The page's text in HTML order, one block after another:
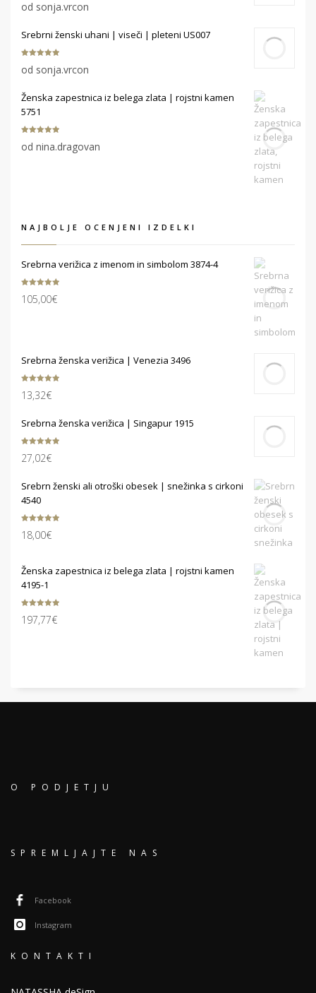
od 5
od sonja.vrcon
Srebrni ženski uhani | viseči | pleteni US007
od 5
od sonja.vrcon
Ženska zapestnica iz belega zlata | rojstni kamen
5751
od 5
od nina.dragovan
NAJBOLJE OCENJENI IZDELKI
Srebrna verižica z imenom in simbolom 3874-4
5.00od 5
105,00€
Srebrna ženska verižica | Venezia 3496
5.00 od 5
13,32€
Srebrna ženska verižica | Singapur 1915
5.00 od 5
27,02€
Srebrn ženski ali otroški obesek | snežinka s cirkoni
4540
5.00 od 5
18,00€
Ženska zapestnica iz belega zlata | rojstni kamen
4195-1
5.00 od 5
197,77€
O PODJETJU
SPREMLJAJTE NAS
Facebook
Instagram
KONTAKTI